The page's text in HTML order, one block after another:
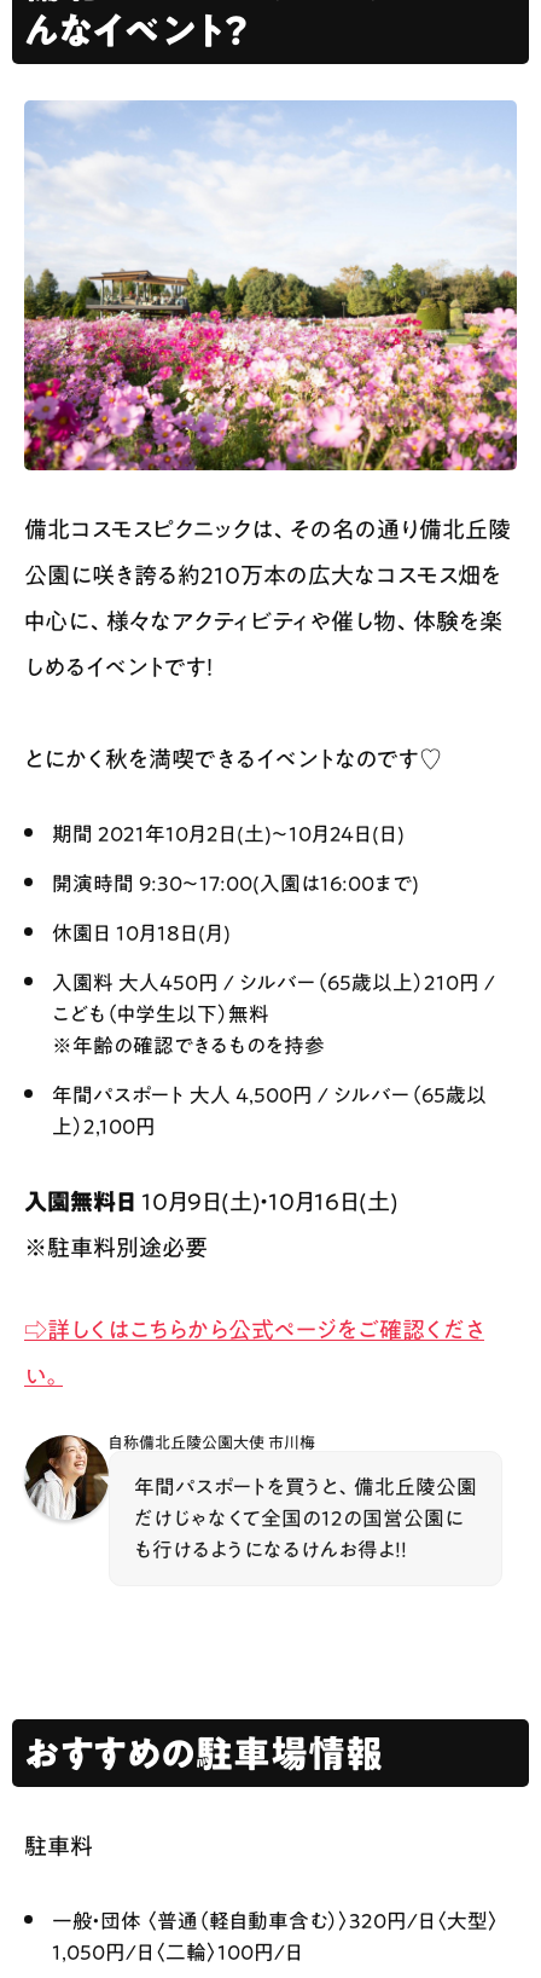
んなイベント？
備北コスモスピクニックは、その名の通り備北丘陵
公園に咲き誇る約210万本の広大なコスモス畑を
中心に、様々なアクティビティや催し物、体験を楽
しめるイベントです！
とにかく秋を満喫できるイベントなのです♡
期間 2021年10月2日(土)〜10月24日(日)
開演時間 9:30〜17:00(入園は16:00まで)
休園日 10月18日(月)
入園料 大人450円 / シルバー（65歳以上）210円 /
こども（中学生以下）無料
※年齢の確認できるものを持参
年間パスポート 大人 4,500円 / シルバー（65歳以
上）2,100円
入園無料日 ​ 10月9日(土)・10月16日(土)
※駐車料別途必要
⇨詳しくはこちらから公式ページをご確認くださ
い。
自称備北丘陵公園大使 市川梅
年間パスポートを買うと、備北丘陵公園
だけじゃなくて全国の12の国営公園に
も行けるようになるけんお得よ！！
おすすめの駐車場情報
駐車料
一般・団体 〈普通（軽自動車含む）〉320円/日〈大型〉
1,050円/日〈二輪〉100円/日